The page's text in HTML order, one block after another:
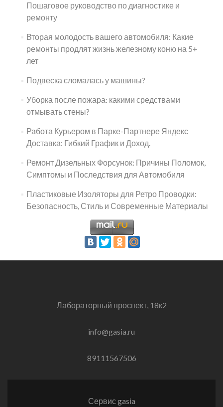
Пошаговое руководство по диагностике и
ремонту
Вторая молодость вашего автомобиля: Какие
ремонты продлят жизнь железному коню на 5+
лет
Подвеска сломалась у машины?
Уборка после пожара: какими средствами
отмывать стены?
Работа Курьером в Парке-Партнере Яндекс
Доставка: Гибкий График и Доход.
Ремонт Дизельных Форсунок: Причины Поломок,
Симптомы и Последствия для Автомобиля
Пластиковые Изоляторы для Ретро Проводки:
Безопасность, Стиль и Современные Материалы
Лабораторный проспект, 18к2
info@gasia.ru
89111567506
Сервис gasia